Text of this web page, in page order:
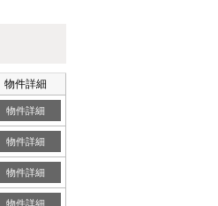
物件詳細
物件詳細
物件詳細
物件詳細
物件詳細